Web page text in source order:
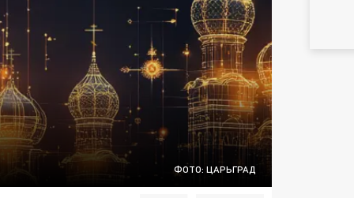
ФОТО: ЦАРЬГРАД